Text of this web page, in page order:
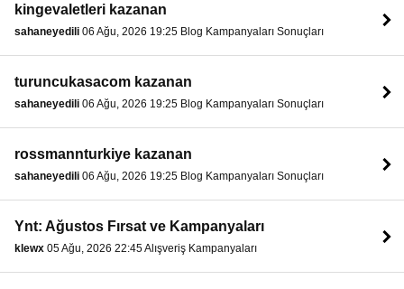
kingevaletleri kazanan
sahaneyedili 06 Ağu, 2026 19:25 Blog Kampanyaları Sonuçları
turuncukasacom kazanan
sahaneyedili 06 Ağu, 2026 19:25 Blog Kampanyaları Sonuçları
rossmannturkiye kazanan
sahaneyedili 06 Ağu, 2026 19:25 Blog Kampanyaları Sonuçları
Ynt: Ağustos Fırsat ve Kampanyaları
klewx 05 Ağu, 2026 22:45 Alışveriş Kampanyaları